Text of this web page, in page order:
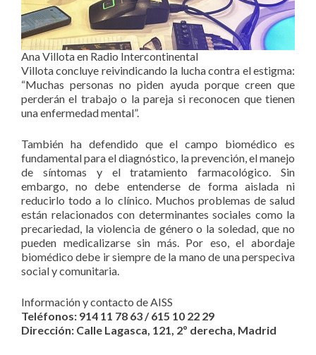
Ana Villota en Radio Intercontinental
Villota concluye reivindicando la lucha contra el estigma:
“Muchas personas no piden ayuda porque creen que
perderán el trabajo o la pareja si reconocen que tienen
una enfermedad mental”.
También ha defendido que el campo biomédico es
fundamental para el diagnóstico, la prevención, el manejo
de síntomas y el tratamiento farmacológico. Sin
embargo, no debe entenderse de forma aislada ni
reducirlo todo a lo clínico. Muchos problemas de salud
están relacionados con determinantes sociales como la
precariedad, la violencia de género o la soledad, que no
pueden medicalizarse sin más. Por eso, el abordaje
biomédico debe ir siempre de la mano de una perspeciva
social y comunitaria.
Información y contacto de AISS
Teléfonos: 914 11 78 63 / 615 10 22 29
Dirección: Calle Lagasca, 121, 2º derecha, Madrid